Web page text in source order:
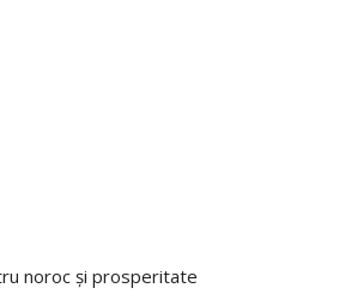
noroc și prosperitate